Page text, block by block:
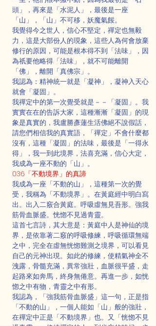
頭」，再來是「水泥人」，最後是一座
「山」，「山」不可移，妖魔氣餒。
我覺得今之世人，信心不堅定，禪定也無毅
力，這是大部份人的現象，這些人為何會放棄
修行的原因，可能是根本得不到「法味」，因
為祇要他略得「法味」，就不可能離開
「佛」，離開「真佛宗」。
我認為：精神統一就是「凝神」，凝神入天心
就會「凝固」。
我禪定中的第一次覺受就是－－「凝固」。我
實實在在的告訴大家，這種漸漸「凝固」的現
象是真實的，我盧勝彥蓮生活佛絕不說假話，
請您們相信我的真實語，「禪定」不會什麼都
沒有，這種「凝固」的法味，最後是「一得永
得」，我一到此境界，法喜充滿，信心大定，
我成為一座不動的「山」。
036「不動境界」的真諦
我成為一座「不動的山」，這種第一次的覺
受，我稱為「不動境界」。在黃庭經中明白寫
出。出入二竅合黃庭。呼吸虛無見吾形。強我
筋骨血脈盛。恍惚不見過青靈。
這首七言詩，其大意是：黃庭中人是神仙的境
界，是依靠著二竅的呼吸修練，呼吸循環無端
之中，完全在虛無恍惚難測之境界，可以看見
自己的元神出現。如此的修練，使精氣神全不
洩露，骨髓充滿，異常強壯，血脈很平盛，走
起路來如奔馬，終身無倦意。再進一步，如恍
惚之中有物，青靈之中有形。
我認為，「強我筋骨血脈盛」這一句，正是指
「不動的山」，一個人能如「山」般的強壯，
在禪定中正是「不動境界」也。又「恍惚不見